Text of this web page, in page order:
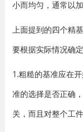
小而均匀，通常以
上面提到的四个精
要根据实际情况确
1.粗糙的基准应在
准的选择是否正确
关，而且对整个工